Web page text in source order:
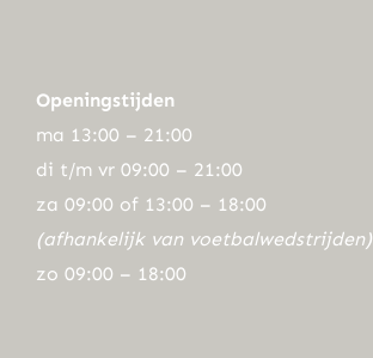
Openingstijden
ma 13:00 – 21:00
di t/m vr 09:00 – 21:00
za 09:00 of 13:00 – 18:00
(afhankelijk van voetbalwedstrijden)
zo 09:00 – 18:00